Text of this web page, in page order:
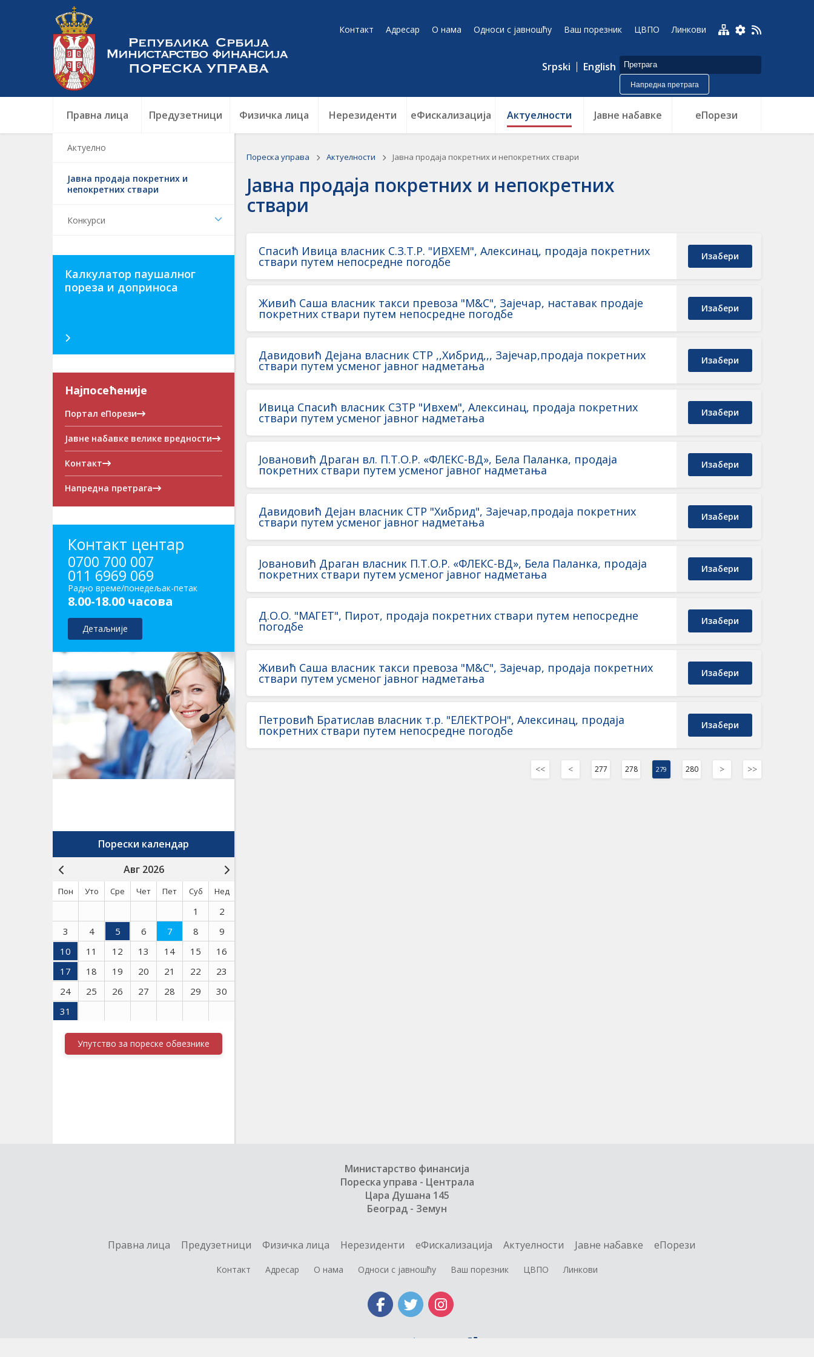
Контакт Адресар О нама Односи с јавношћу Ваш порезник ЦВПО Линкови
Srpski English
Напредна претрага
Правна лица Предузетници Физичка лица Нерезиденти еФискализација Актуелности Jавне набавке еПорези
Актуелно
Јавна продаја покретних и
непокретних ствари
Конкурси
Калкулатор паушалног
пореза и доприноса
Најпосећеније
Портал еПорези
Јавне набавке велике вредности
Контакт
Напредна претрага
Контакт центар
0700 700 007
011 6969 069
Радно време/понедељак-петак
8.00-18.00 часова
Детаљније
Порески календар
Авг 2026
Пон Уто Сре Чет Пет Суб Нед
1
2
3
4 5 6 7 8
9
10
11 12 13 14 15
16
17
18 19 20 21 22
23
24
25 26 27 28 29
30
31
Упутство за пореске обвезнике
Пореска управа Актуелности Јавна продаја покретних и непокретних ствари
Јавна продаја покретних и непокретних
ствари
Спасић Ивица власник С.З.Т.Р. "ИВХЕМ", Aлексинац, продаја покретних
ствари путем непосреднe погодбe Изабери
Живић Сашa власник такси превоза "М&С", Зајечар, наставак продаје
покретних ствари путем непосреднe погодбe Изабери
Давидовић Дејана влaсник СТР ,,Хибрид,,, Зајечар,продаја покретних
ствари путем усменог јавног надметања Изабери
Ивица Спасић власник СЗТР "Ивхем", Алексинац, продаја покретних
ствари путем усменог јавног надметања Изабери
Јовановић Драган вл. П.Т.О.Р. «ФЛЕКС-ВД», Белa Паланка, продаја
покретних ствари путем усменог јавног надметања Изабери
Давидовић Дејан влaсник СТР "Хибрид", Зајечар,продаја покретних
ствари путем усменог јавног надметања Изабери
Јовановић Драган влaсник П.Т.О.Р. «ФЛЕКС-ВД», Бела Паланка, продаја
покретних ствари путем усменог јавног надметања Изабери
Д.О.О. "МАГЕТ", Пирот, продаја покретних ствари путем непосреднe
погодбe Изабери
Живић Сашa власник такси превоза "М&С", Зајечар, продаја покретних
ствари путем усменог јавног надметања Изабери
Петровић Братислав власник т.р. "ЕЛЕКТРОН", Алексинац, продаја
покретних ствари путем непосреднe погодбe Изабери
<< < 277 278 279 280 > >>
Министарство финансија
Пореска управа - Централа
Цара Душана 145
Београд - Земун
Правна лица Предузетници Физичка лица Нерезиденти еФискализација Актуелности Jавне набавке еПорези
Контакт Адресар О нама Односи с јавношћу Ваш порезник ЦВПО Линкови
Министарство финансија